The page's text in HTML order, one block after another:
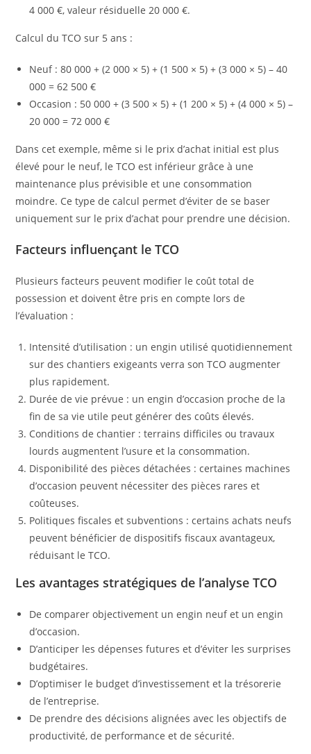
4 000 €, valeur résiduelle 20 000 €.
Calcul du TCO sur 5 ans :
Neuf : 80 000 + (2 000 × 5) + (1 500 × 5) + (3 000 × 5) – 40
000 = 62 500 €
Occasion : 50 000 + (3 500 × 5) + (1 200 × 5) + (4 000 × 5) –
20 000 = 72 000 €
Dans cet exemple, même si le prix d’achat initial est plus
élevé pour le neuf, le TCO est inférieur grâce à une
maintenance plus prévisible et une consommation
moindre. Ce type de calcul permet d’éviter de se baser
uniquement sur le prix d’achat pour prendre une décision.
Facteurs influençant le TCO
Plusieurs facteurs peuvent modifier le coût total de
possession et doivent être pris en compte lors de
l’évaluation :
Intensité d’utilisation : un engin utilisé quotidiennement
sur des chantiers exigeants verra son TCO augmenter
plus rapidement.
Durée de vie prévue : un engin d’occasion proche de la
fin de sa vie utile peut générer des coûts élevés.
Conditions de chantier : terrains difficiles ou travaux
lourds augmentent l’usure et la consommation.
Disponibilité des pièces détachées : certaines machines
d’occasion peuvent nécessiter des pièces rares et
coûteuses.
Politiques fiscales et subventions : certains achats neufs
peuvent bénéficier de dispositifs fiscaux avantageux,
réduisant le TCO.
Les avantages stratégiques de l’analyse TCO
De comparer objectivement un engin neuf et un engin
d’occasion.
D’anticiper les dépenses futures et d’éviter les surprises
budgétaires.
D’optimiser le budget d’investissement et la trésorerie
de l’entreprise.
De prendre des décisions alignées avec les objectifs de
productivité, de performance et de sécurité.